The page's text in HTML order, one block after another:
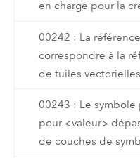
en charge pour la
00242 : La
correspondre à la
de tuiles
00243 : Le
pour <valeur>
de couches de